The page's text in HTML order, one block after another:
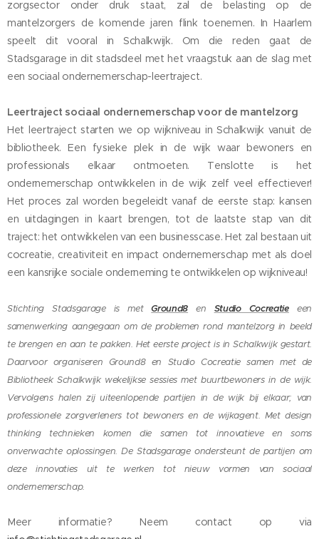
zorgsector onder druk staat, zal de belasting op de
mantelzorgers de komende jaren flink toenemen. In Haarlem
speelt dit vooral in Schalkwijk. Om die reden gaat de
Stadsgarage in dit stadsdeel met het vraagstuk aan de slag met
een sociaal ondernemerschap-leertraject.
Leertraject sociaal ondernemerschap voor de mantelzorg
Het leertraject starten we op wijkniveau in Schalkwijk vanuit de
bibliotheek. Een fysieke plek in de wijk waar bewoners en
professionals elkaar ontmoeten. Tenslotte is het
ondernemerschap ontwikkelen in de wijk zelf veel effectiever!
Het proces zal worden begeleidt vanaf de eerste stap: kansen
en uitdagingen in kaart brengen, tot de laatste stap van dit
traject: het ontwikkelen van een businesscase. Het zal bestaan uit
cocreatie, creativiteit en impact ondernemerschap met als doel
een kansrijke sociale onderneming te ontwikkelen op wijkniveau!
Stichting Stadsgarage is metGround8 en Studio Cocreatieeen
samenwerking aangegaan om de problemen rond mantelzorg in beeld
te brengen en aan te pakken. Het eerste project is in Schalkwijk gestart.
Daarvoor organiseren Ground8 en Studio Cocreatie samen met de
Bibliotheek Schalkwijk wekelijkse sessies met buurtbewoners in de wijk.
Vervolgens halen zij uiteenlopende partijen in de wijk bij elkaar; van
professionele zorgverleners tot bewoners en de wijkagent. Met design
thinking technieken komen die samen tot innovatieve en soms
onverwachte oplossingen. De Stadsgarage ondersteunt de partijen om
deze innovaties uit te werken tot nieuw vormen van sociaal
ondernemerschap.
Meer informatie? Neem contact op via